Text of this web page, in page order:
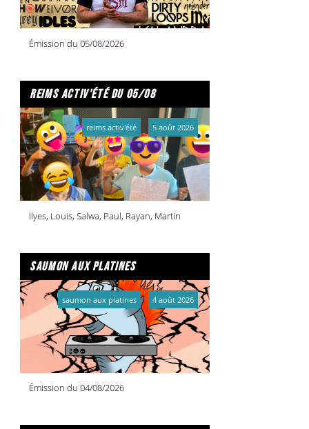
50
MIEGEVILLE estouest
Émission du 05/08/2026
reims activ'été du 05/08
Ilyes, Louis, Salwa, Paul, Rayan, Martin
reims activ'été 5 août 2026
saumon aux platines
Émission du 04/08/2026
saumon aux platines 4 août 2026